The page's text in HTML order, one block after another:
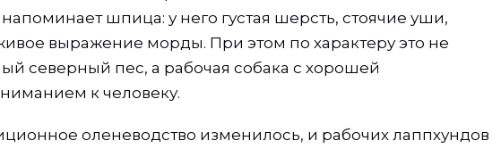
шпица: у него густая шерсть, стоячие уши,
выражение морды. При этом по характеру это не
северный пес, а рабочая собака с хорошей
к человеку.
оленеводство изменилось, и рабочих лаппхундов